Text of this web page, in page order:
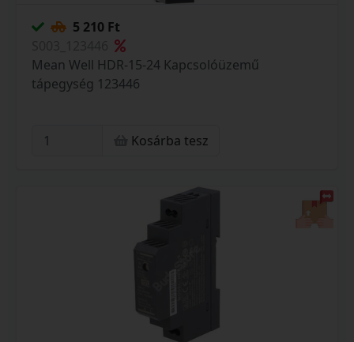
5 210 Ft
Mean Well HDR-15-24 Kapcsolóüzemű
tápegység 123446
Kosárba tesz